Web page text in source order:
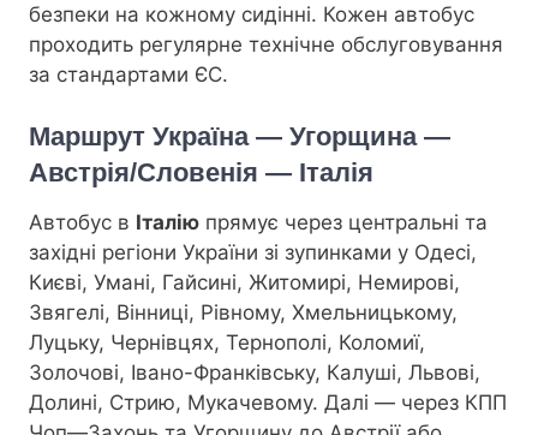
безпеки на кожному сидінні. Кожен автобус
проходить регулярне технічне обслуговування
за стандартами ЄС.
Маршрут Україна — Угорщина —
Австрія/Словенія — Італія
Автобус в Італію прямує через центральні та
західні регіони України зі зупинками у Одесі,
Києві, Умані, Гайсині, Житомирі, Немирові,
Звягелі, Вінниці, Рівному, Хмельницькому,
Луцьку, Чернівцях, Тернополі, Коломиї,
Золочові, Івано-Франківську, Калуші, Львові,
Долині, Стрию, Мукачевому. Далі — через КПП